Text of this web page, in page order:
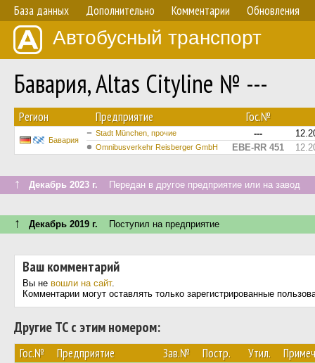
База данных Дополнительно Комментарии Обновления
Автобусный транспорт
Бавария, Altas Cityline № ---
Регион Предприятие Гос.№
Бавария
Stadt München, прочие ---
Omnibusverkehr Reisberger GmbH EBE-RR 451
↑ Декабрь 2023 г. Передан в другое предприятие или на завод
↑ Декабрь 2019 г. Поступил на предприятие
Ваш комментарий
Вы не вошли на сайт.
Комментарии могут оставлять только зарегистрированные
Другие ТС с этим номером:
Гос.№ Предприятие Зав.№ Постр. Утил.